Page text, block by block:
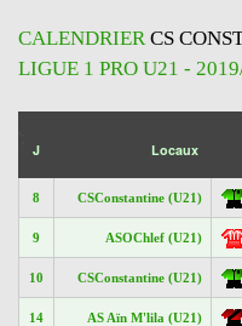
CALENDRIERCS
LIGUE 1 PRO U21 -
J Locaux
8 CSConstantine (U21)
9 ASOChlef (U21)
10 CSConstantine (U21)
14 AS Aïn M'lila (U21)